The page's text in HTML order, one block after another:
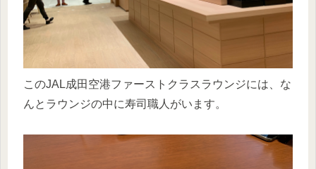
このJAL成田空港ファーストクラスラウンジには、な
んとラウンジの中に寿司職人がいます。